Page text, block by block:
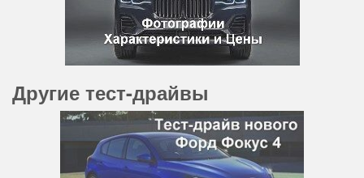
Другие тест-драйвы